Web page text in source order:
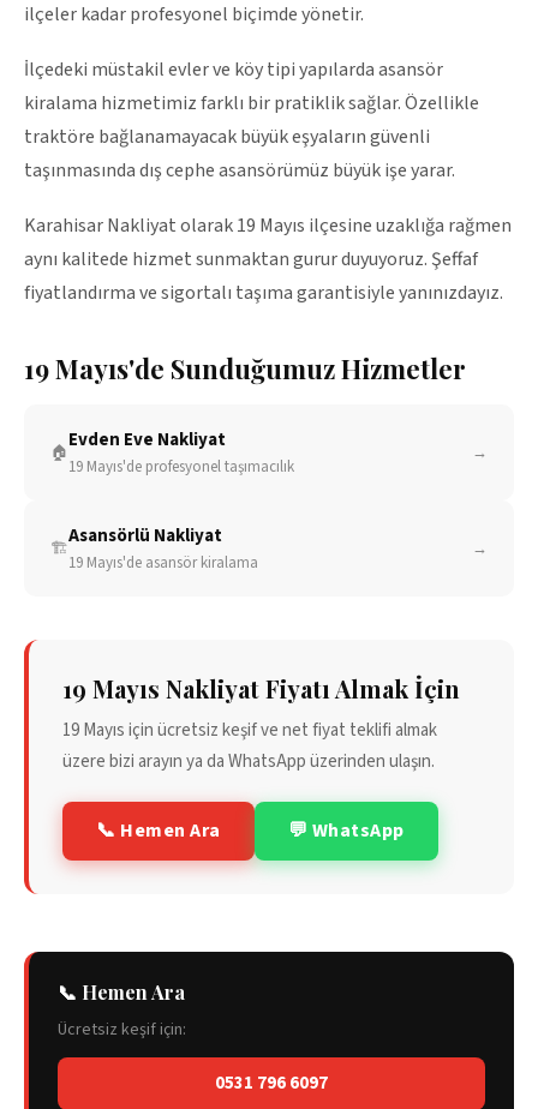
ilçeler kadar profesyonel biçimde yönetir.
İlçedeki müstakil evler ve köy tipi yapılarda asansör
kiralama hizmetimiz farklı bir pratiklik sağlar. Özellikle
traktöre bağlanamayacak büyük eşyaların güvenli
taşınmasında dış cephe asansörümüz büyük işe yarar.
Karahisar Nakliyat olarak 19 Mayıs ilçesine uzaklığa rağmen
aynı kalitede hizmet sunmaktan gurur duyuyoruz. Şeffaf
fiyatlandırma ve sigortalı taşıma garantisiyle yanınızdayız.
19 Mayıs'de Sunduğumuz Hizmetler
🏠Evden Eve Nakliyat
19 Mayıs'de profesyonel taşımacılık
→
🏗️Asansörlü Nakliyat
19 Mayıs'de asansör kiralama
→
19 Mayıs Nakliyat Fiyatı Almak İçin
19 Mayısiçin ücretsiz keşif ve net fiyat teklifi almak
üzere bizi arayın ya da WhatsApp üzerinden ulaşın.
📞 Hemen Ara 💬 WhatsApp
📞 Hemen Ara
Ücretsiz keşif için:
0531 796 6097